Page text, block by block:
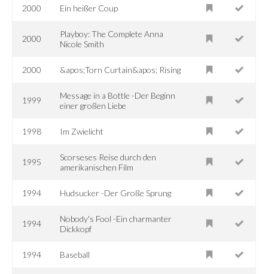
2000 Ein heißer Coup
2000
Playboy: The Complete Anna
Nicole Smith
2000 &apos;Torn Curtain&apos; Rising
1999
Message in a Bottle -Der Beginn
einer großen Liebe
1998 Im Zwielicht
1995
Scorseses Reise durch den
amerikanischen Film
1994 Hudsucker -Der Große Sprung
1994
Nobody's Fool -Ein charmanter
Dickkopf
1994 Baseball